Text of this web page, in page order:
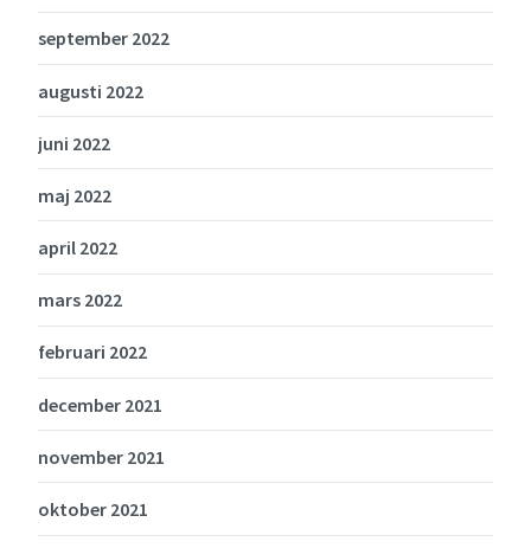
september 2022
augusti 2022
juni 2022
maj 2022
april 2022
mars 2022
februari 2022
december 2021
november 2021
oktober 2021